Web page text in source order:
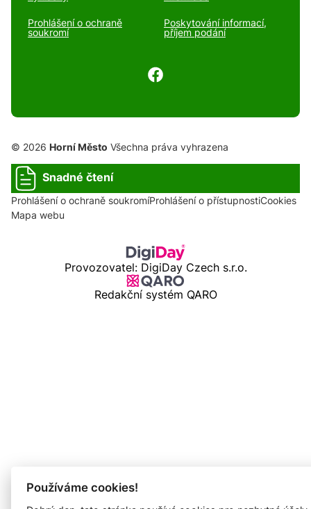
Prohlášení o ochraně
soukromí
Poskytování informací,
příjem podání
© 2026 Horní Město Všechna práva vyhrazena
Snadné čtení
Prohlášení o ochraně soukromíProhlášení o přístupnostiCookies
Mapa webu
Provozovatel: DigiDay Czech s.r.o.
Redakční systém QARO
Používáme cookies!